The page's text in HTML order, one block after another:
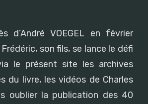
d’André VOEGEL en février
son fils, se lance le défi
le présent site les archives
du livre, les vidéos de Charles
oublier la publication des 40